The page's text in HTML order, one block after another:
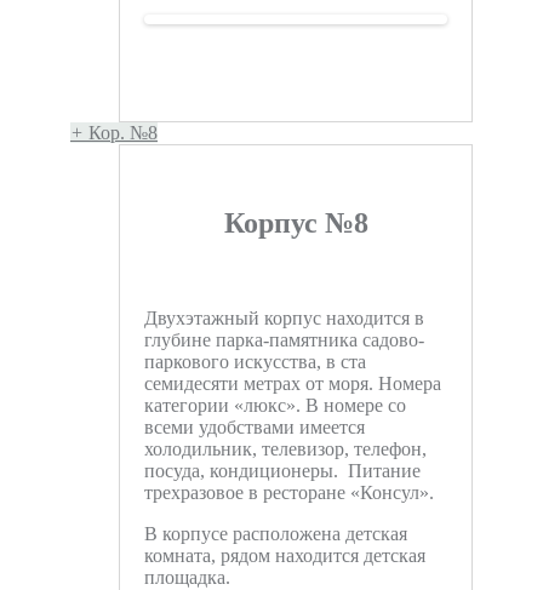
+ Кор. №8
Корпус №8
Двухэтажный корпус находится в
глубине парка-памятника садово-
паркового искусства, в ста
семидесяти метрах от моря. Номера
категории «люкс». В номере со
всеми удобствами имеется
холодильник, телевизор, телефон,
посуда, кондиционеры. Питание
трехразовое в ресторане «Консул».
В корпусе расположена детская
комната, рядом находится детская
площадка.